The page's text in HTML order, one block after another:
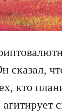
кто